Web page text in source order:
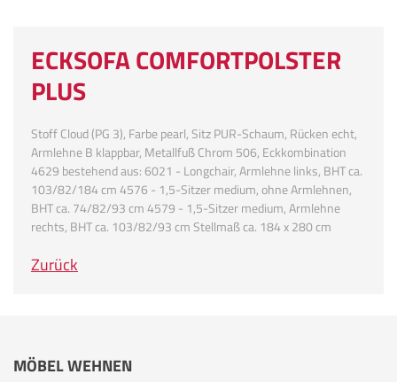
ECKSOFA COMFORTPOLSTER
PLUS
Stoff Cloud (PG 3), Farbe pearl, Sitz PUR-Schaum, Rücken echt,
Armlehne B klappbar, Metallfuß Chrom 506, Eckkombination
4629 bestehend aus: 6021 - Longchair, Armlehne links, BHT ca.
103/82/184 cm 4576 - 1,5-Sitzer medium, ohne Armlehnen,
BHT ca. 74/82/93 cm 4579 - 1,5-Sitzer medium, Armlehne
rechts, BHT ca. 103/82/93 cm Stellmaß ca. 184 x 280 cm
Zurück
MÖBEL WEHNEN